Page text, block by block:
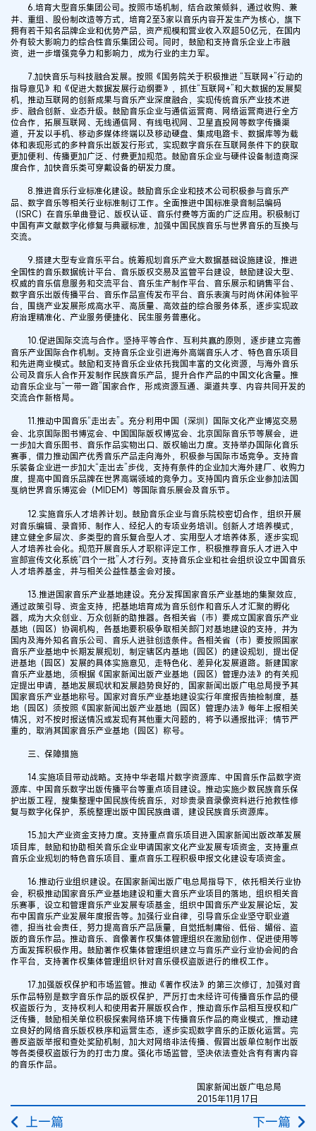
6.培育大型音乐集团公司。按照市场机制，结合政策倾斜，通过收购、兼
并、重组、股份制改造等方式，培育2至3家以音乐内容开发生产为核心，旗下
拥有若干知名品牌企业和优势产品，资产规模和营业收入双超50亿元，在国内
外有较大影响力的综合性音乐集团公司。同时，鼓励和支持音乐企业上市融
资，进一步增强竞争力和影响力，成为行业的主力军。
7.加快音乐与科技融合发展。按照《国务院关于积极推进 “互联网+”行动的
指导意见》和《促进大数据发展行动纲要》，抓住“互联网+”和大数据的发展契
机，推动互联网的创新成果与音乐产业深度融合，实现传统音乐产业技术进
步、融合创新、业态升级。鼓励音乐企业与通信运营商、网络运营商进行全方
位合作，拓展互联网、无线通信网、有线电视网、卫星直投网等数字传播渠
道，开发以手机、移动多媒体终端以及移动硬盘、集成电路卡、数据库等为载
体和表现形式的多种音乐出版发行形式，实现数字音乐在互联网条件下的获取
更加便利、传播更加广泛、付费更加规范。鼓励音乐企业与硬件设备制造商深
度合作，加快音乐类可穿戴设备的研发力度。
8.推进音乐行业标准化建设。鼓励音乐企业和技术公司积极参与音乐产
品、数字音乐等相关行业标准制订工作。全面推进中国标准录音制品编码
（ISRC）在音乐单曲登记、版权认证、音乐付费等方面的广泛应用。积极制订
中国有声文献数字化修复与典藏标准，加强中国民族音乐与世界音乐的互换与
交流。
9.搭建大型专业音乐平台。统筹规划音乐产业大数据基础设施建设，推进
全国性的音乐数据统计平台、音乐版权交易及监管平台建设，鼓励建设大型、
权威的音乐信息服务和交流平台、音乐生产制作平台、音乐展示和销售平台、
数字音乐出版传播平台、音乐作品宣传发布平台、音乐表演与时尚休闲体验平
台，围绕产业发展形成高水平、高质量、高效益的综合服务体系，逐步实现政
府治理精准化、产业服务便捷化、民生服务普惠化。
10.促进国际交流与合作。坚持平等合作、互利共赢的原则，逐步建立完善
音乐产业国际合作机制。支持音乐企业引进海外高端音乐人才、特色音乐项目
和先进商业模式。鼓励和支持音乐企业依托我国丰富的文化资源，与海外音乐
公司及音乐人合作开发制作民族音乐产品，提升合作产品的中国文化含量。推
动音乐企业与“一带一路”国家合作，形成资源互通、渠道共享、内容共同开发的
交流合作新格局。
11.推动中国音乐“走出去”。充分利用中国（深圳）国际文化产业博览交易
会、北京国际图书博览会、中国国际版权博览会、北京国际音乐节等展会，进
一步加大音乐图书、音乐作品实物出口、版权输出力度。支持举办国际化音乐
赛事，借力推动国产优秀音乐产品走向海外，积极参与国际市场竞争。支持音
乐装备企业进一步加大“走出去”步伐，支持有条件的企业加大海外建厂、收购力
度，提高中国音乐品牌在世界高端领域的竞争力。支持国内音乐企业参加法国
戛纳世界音乐博览会（MIDEM）等国际音乐展会及音乐节。
12.实施音乐人才培养计划。鼓励音乐企业与音乐院校密切合作，组织开展
对音乐编辑、录音师、制作人、经纪人的专项业务培训。创新人才培养模式，
建立健全多层次、多类型的音乐复合型人才、实用型人才培养体系，逐步实现
人才培养社会化。规范开展音乐人才职称评定工作，积极推荐音乐人才进入中
宣部宣传文化系统“四个一批”人才行列。支持音乐企业和社会组织设立中国音乐
人才培养基金，并与相关公益性基金会对接。
13.推进国家音乐产业基地建设。充分发挥国家音乐产业基地的集聚效应，
通过政策引导、资金支持，把基地培育成为音乐创作和音乐人才汇聚的孵化
器，成为大众创业、万众创新的助推器。各相关省（市）要成立国家音乐产业
基地（园区）协调机构，各基地要积极争取相关部门对基地建设的支持，并为
国内及海外知名音乐公司、音乐人进驻创造条件。各相关省（市）要按照国家
音乐产业基地中长期发展规划，制定辖区内基地（园区）的建设规划，提出促
进基地（园区）发展的具体实施意见，走特色化、差异化发展道路。新建国家
音乐产业基地，须根据《国家新闻出版产业基地（园区）管理办法》的有关规
定提出申请，基地发展现状和发展趋势良好的，国家新闻出版广电总局授予其
国家音乐产业基地称号。国家对音乐产业基地建设实行年度报告抽检制度，基
地（园区）须按照《国家新闻出版产业基地（园区）管理办法》每年上报相关
情况，对不按时报送情况或发现有其他重大问题的，将予以通报批评；情节严
重的，取消其国家音乐产业基地（园区）称号。
三、保障措施
14.实施项目带动战略。支持中华老唱片数字资源库、中国音乐作品数字资
源库、中国音乐数字出版传播平台等重点项目建设。推动实施少数民族音乐保
护出版工程，搜集整理中国民族传统音乐，对珍贵录音录像资料进行抢救性修
复与数字化保护，系统整理出版中国民族曲谱，建设民族音乐资源库。
15.加大产业资金支持力度。支持重点音乐项目进入国家新闻出版改革发展
项目库，鼓励和协助相关音乐企业申请国家文化产业发展专项资金，支持重点
音乐企业规划的特色音乐项目、重点音乐工程积极申报文化建设专项资金。
16.推动行业组织建设。在国家新闻出版广电总局指导下，依托相关行业协
会，积极推动国家音乐产业基地建设和重大音乐产业项目的落地，组织相关音
乐赛事，设立和管理音乐产业发展专项基金，组织中国音乐产业发展论坛，发
布中国音乐产业发展年度报告等。加强行业自律，引导音乐企业坚守职业道
德，担当社会责任，努力提高音乐产品质量，自觉抵制庸俗、低俗、媚俗、盗
版的音乐作品。推动音乐、音像著作权集体管理组织在激励创作、促进使用等
方面发挥积极作用。鼓励著作权集体管理组织建立与音乐产业行业协会间的合
作平台，支持著作权集体管理组织针对音乐侵权盗版进行的维权工作。
17.加强版权保护和市场监管。推动《著作权法》的第三次修订，加强对音
乐作品特别是数字音乐作品的版权保护，严厉打击未经许可传播音乐作品的侵
权盗版行为，支持权利人和使用者开展版权合作，推动音乐作品相互授权和广
泛传播，鼓励相关单位积极探索网络环境下传播音乐作品的商业模式，推动建
立良好的网络音乐版权秩序和运营生态，逐步实现数字音乐的正版化运营。完
善反盗版举报和查处奖励机制，加大对网络非法传播、假冒出版单位制作出版
等各类侵权盗版行为的打击力度。强化市场监管，坚决依法查处含有有害内容
的音乐作品。
国家新闻出版广电总局
2015年11月17日
上一篇 下一篇